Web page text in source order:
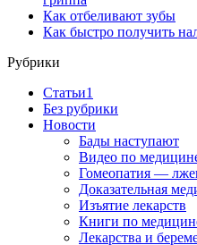
Как отбеливают зубы
Как быстро получить
Рубрики
Cтатьи1
Без рубрики
Новости
Бады наступают
Видео по
Гомеопатия —
Доказательная
Изъятие лекарств
Книги по
Лекарства и